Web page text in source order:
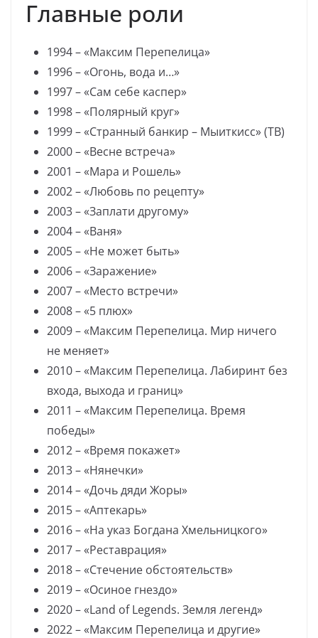
Главные роли
1994 – «Максим Перепелица»
1996 – «Огонь, вода и…»
1997 – «Сам себе каспер»
1998 – «Полярный круг»
1999 – «Странный банкир – Мыиткисс» (ТВ)
2000 – «Весне встреча»
2001 – «Мара и Рошель»
2002 – «Любовь по рецепту»
2003 – «Заплати другому»
2004 – «Ваня»
2005 – «Не может быть»
2006 – «Заражение»
2007 – «Место встречи»
2008 – «5 плюх»
2009 – «Максим Перепелица. Мир ничего
не меняет»
2010 – «Максим Перепелица. Лабиринт без
входа, выхода и границ»
2011 – «Максим Перепелица. Время
победы»
2012 – «Время покажет»
2013 – «Нянечки»
2014 – «Дочь дяди Жоры»
2015 – «Аптекарь»
2016 – «На указ Богдана Хмельницкого»
2017 – «Реставрация»
2018 – «Стечение обстоятельств»
2019 – «Осиное гнездо»
2020 – «Land of Legends. Земля легенд»
2022 – «Максим Перепелица и другие»